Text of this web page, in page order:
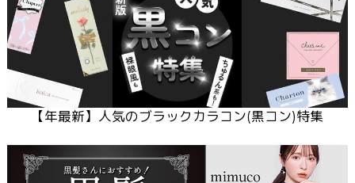
【年最新】人気のブラックカラコン(黒コン)特集